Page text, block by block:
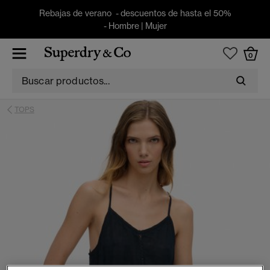
Rebajas de verano - descuentos de hasta el 50%
- Hombre| Mujer
0
TOPS